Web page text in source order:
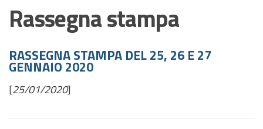
Rassegna stampa
RASSEGNA STAMPA DEL 25, 26 E 27
GENNAIO 2020
[25/01/2020]